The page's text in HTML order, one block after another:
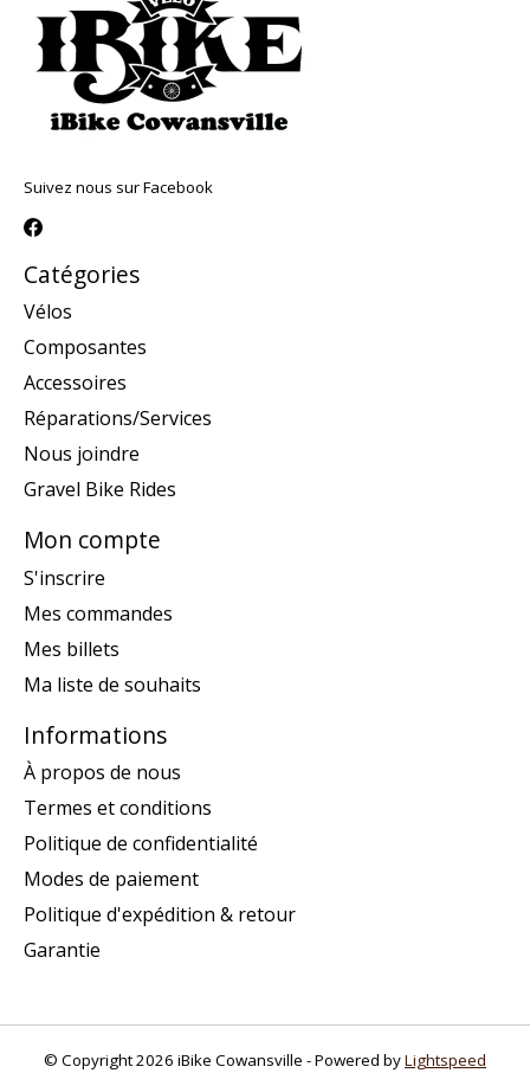
Suivez nous sur Facebook
Catégories
Vélos
Composantes
Accessoires
Réparations/Services
Nous joindre
Gravel Bike Rides
Mon compte
S'inscrire
Mes commandes
Mes billets
Ma liste de souhaits
Informations
À propos de nous
Termes et conditions
Politique de confidentialité
Modes de paiement
Politique d'expédition & retour
Garantie
© Copyright 2026 iBike Cowansville - Powered byLightspeed